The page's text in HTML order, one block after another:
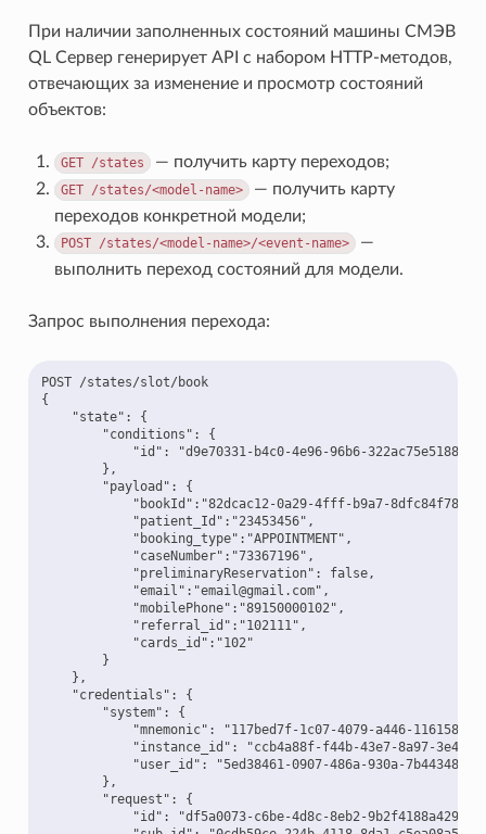
При наличии заполненных состояний машины СМЭВ
QL Сервер генерирует API c набором HTTP-методов,
отвечающих за изменение и просмотр состояний
объектов:
GET /states — получить карту переходов;
GET /states/<model-name> — получить карту
переходов конкретной модели;
POST /states/<model-name>/<event-name> —
выполнить переход состояний для модели.
Запрос выполнения перехода:
POST /states/slot/book
{
    "state": {
        "conditions": {
"id": "d9e70331-b4c0-4e96-96b6-322ac75e5188" #
        },
        "payload": {
"bookId":"82dcac12-0a29-4fff-b9a7-
            "patient_Id":"23453456",
            "booking_type":"APPOINTMENT",
            "caseNumber":"73367196",
            "preliminaryReservation": false,
            "email":"email@gmail.com",
            "mobilePhone":"89150000102",
            "referral_id":"102111",
            "cards_id":"102"
        }
    },
    "credentials": {
        "system": {
"mnemonic": "117bed7f-1c07-4079-a446-
"instance_id": "ccb4a88f-f44b-43e7-8a97-
"user_id": "5ed38461-0907-486a-930a-
        },
        "request": {
            "id": "df5a0073-c6be-4d8c-8eb2-9b2f4188a429",